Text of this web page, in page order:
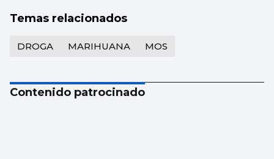
Temas relacionados
DROGA MARIHUANA MOS
Contenido patrocinado